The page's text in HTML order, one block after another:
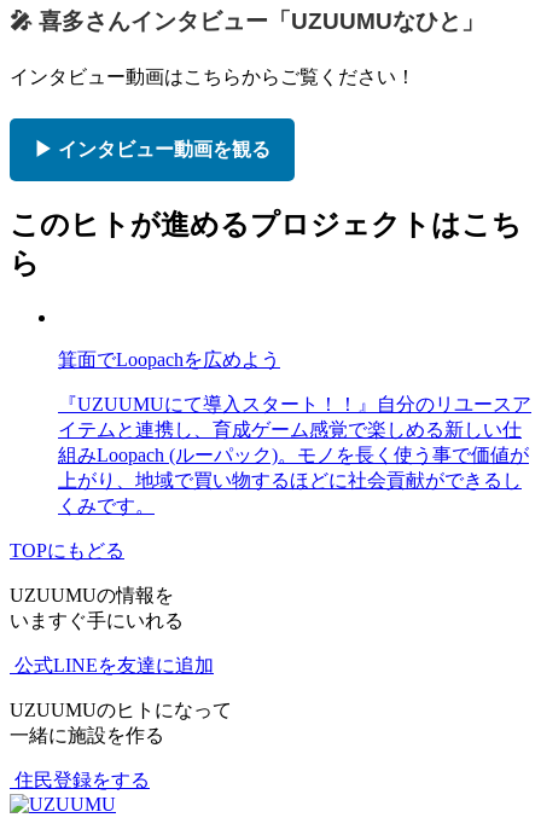
🎤 喜多さんインタビュー「UZUUMUなひと」
インタビュー動画はこちらからご覧ください！
▶ インタビュー動画を観る
このヒトが進めるプロジェクトはこち
ら
箕面でLoopachを広めよう
『UZUUMUにて導入スタート！！』自分のリユースア
イテムと連携し、育成ゲーム感覚で楽しめる新しい仕
組みLoopach (ルーパック)。モノを長く使う事で価値が
上がり、地域で買い物するほどに社会貢献ができるし
くみです。
TOPにもどる
UZUUMUの情報を
いますぐ手にいれる
公式LINEを友達に追加
UZUUMUのヒトになって
一緒に施設を作る
住民登録をする